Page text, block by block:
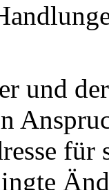
und
für